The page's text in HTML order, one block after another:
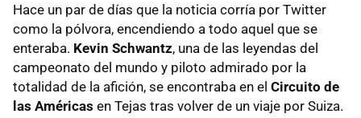
Hace un par de días que la noticia corría por Twitter
como la pólvora, encendiendo a todo aquel que se
enteraba. Kevin Schwantz, una de las leyendas del
campeonato del mundo y piloto admirado por la
totalidad de la afición, se encontraba en el Circuito de
las Américas en Tejas tras volver de un viaje por Suiza.